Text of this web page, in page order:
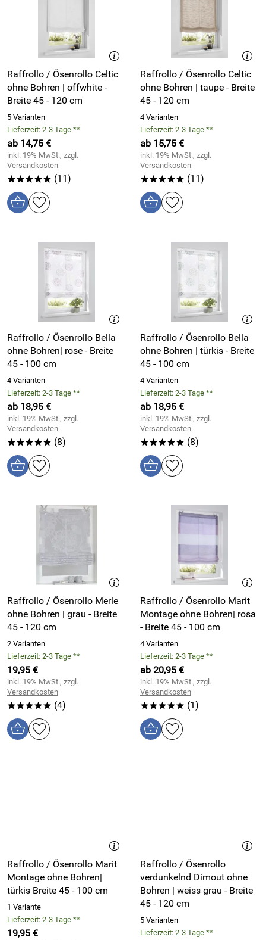
Raffrollo / Ösenrollo Celtic
ohne Bohren | offwhite -
Breite 45 - 120 cm
5 Varianten
Lieferzeit: 2-3 Tage **
ab 14,75 €
inkl. 19% MwSt., zzgl.
Versandkosten
***** (11)
Raffrollo / Ösenrollo Celtic
ohne Bohren | taupe - Breite
45 - 120 cm
4 Varianten
Lieferzeit: 2-3 Tage **
ab 15,75 €
inkl. 19% MwSt., zzgl.
Versandkosten
***** (11)
Raffrollo / Ösenrollo Bella
ohne Bohren| rose - Breite
45 - 100 cm
4 Varianten
Lieferzeit: 2-3 Tage **
ab 18,95 €
inkl. 19% MwSt., zzgl.
Versandkosten
***** (8)
Raffrollo / Ösenrollo Bella
ohne Bohren | türkis - Breite
45 - 100 cm
4 Varianten
Lieferzeit: 2-3 Tage **
ab 18,95 €
inkl. 19% MwSt., zzgl.
Versandkosten
***** (8)
Raffrollo / Ösenrollo Merle
ohne Bohren | grau - Breite
45 - 120 cm
2 Varianten
Lieferzeit: 2-3 Tage **
19,95 €
inkl. 19% MwSt., zzgl.
Versandkosten
***** (4)
Raffrollo / Ösenrollo Marit
Montage ohne Bohren| rosa
- Breite 45 - 100 cm
4 Varianten
Lieferzeit: 2-3 Tage **
ab 20,95 €
inkl. 19% MwSt., zzgl.
Versandkosten
***** (1)
Raffrollo / Ösenrollo Marit
Montage ohne Bohren|
türkis Breite 45 - 100 cm
1 Variante
Lieferzeit: 2-3 Tage **
19,95 €
Raffrollo / Ösenrollo
verdunkelnd Dimout ohne
Bohren | weiss grau - Breite
45 - 120 cm
5 Varianten
Lieferzeit: 2-3 Tage **